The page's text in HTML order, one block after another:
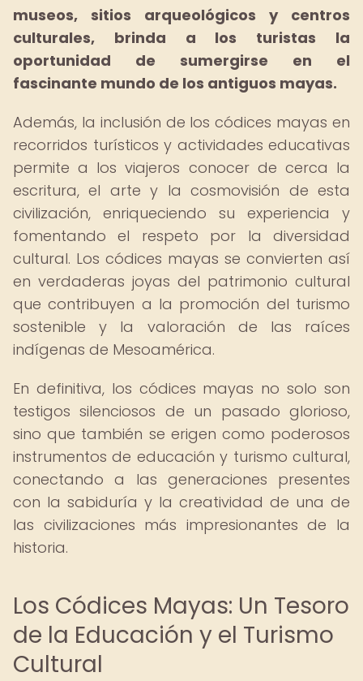
museos, sitios arqueológicos y centros
culturales, brinda a los turistas la
oportunidad de sumergirse en el
fascinante mundo de los antiguos mayas.
Además, la inclusión de los códices mayas en
recorridos turísticos y actividades educativas
permite a los viajeros conocer de cerca la
escritura, el arte y la cosmovisión de esta
civilización, enriqueciendo su experiencia y
fomentando el respeto por la diversidad
cultural. Los códices mayas se convierten así
en verdaderas joyas del patrimonio cultural
que contribuyen a la promoción del turismo
sostenible y la valoración de las raíces
indígenas de Mesoamérica.
En definitiva, los códices mayas no solo son
testigos silenciosos de un pasado glorioso,
sino que también se erigen como poderosos
instrumentos de educación y turismo cultural,
conectando a las generaciones presentes
con la sabiduría y la creatividad de una de
las civilizaciones más impresionantes de la
historia.
Los Códices Mayas: Un Tesoro
de la Educación y el Turismo
Cultural